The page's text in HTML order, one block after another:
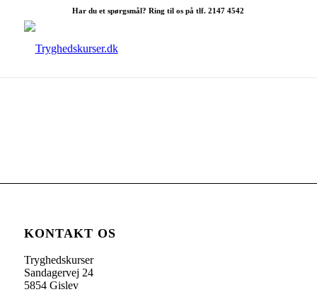
Har du et spørgsmål? Ring til os på tlf. 2147 4542
KONTAKT OS
Tryghedskurser
Sandagervej 24
5854 Gislev